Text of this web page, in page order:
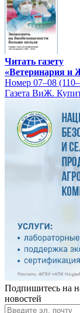
Читать газету
«Ветеринария и
Номер 07–08
Газета ВиЖ.
Подпишитесь на
новостей